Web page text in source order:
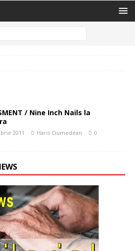
/ Nine Inch Nails la
2011 Haris Ciumedean 0